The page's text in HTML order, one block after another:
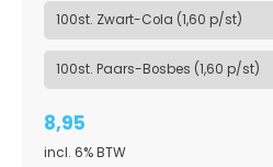
100st. Zwart-Cola (1,60 p/st)
100st. Paars-Bosbes (1,60 p/st)
8,95
incl. 6% BTW